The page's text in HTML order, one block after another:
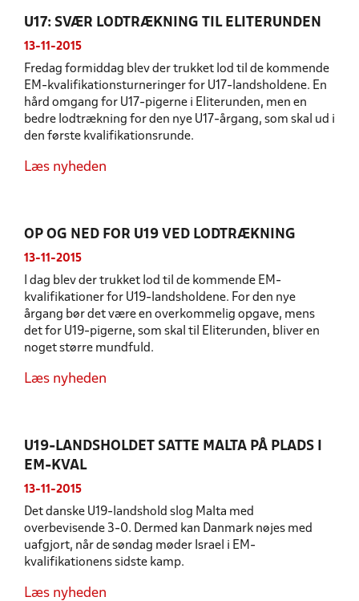
U17: SVÆR LODTRÆKNING TIL ELITERUNDEN
13-11-2015
Fredag formiddag blev der trukket lod til de kommende
EM-kvalifikationsturneringer for U17-landsholdene. En
hård omgang for U17-pigerne i Eliterunden, men en
bedre lodtrækning for den nye U17-årgang, som skal ud i
den første kvalifikationsrunde.
Læs nyheden
OP OG NED FOR U19 VED LODTRÆKNING
13-11-2015
I dag blev der trukket lod til de kommende EM-
kvalifikationer for U19-landsholdene. For den nye
årgang bør det være en overkommelig opgave, mens
det for U19-pigerne, som skal til Eliterunden, bliver en
noget større mundfuld.
Læs nyheden
U19-LANDSHOLDET SATTE MALTA PÅ PLADS I
EM-KVAL
13-11-2015
Det danske U19-landshold slog Malta med
overbevisende 3-0. Dermed kan Danmark nøjes med
uafgjort, når de søndag møder Israel i EM-
kvalifikationens sidste kamp.
Læs nyheden